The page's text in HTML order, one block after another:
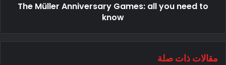
The Müller Anniversary Games: all you need to
know
مقالات ذات صلة